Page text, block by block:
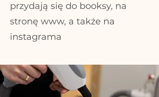
przydają się do booksy, na
stronę www, a także na
instagrama